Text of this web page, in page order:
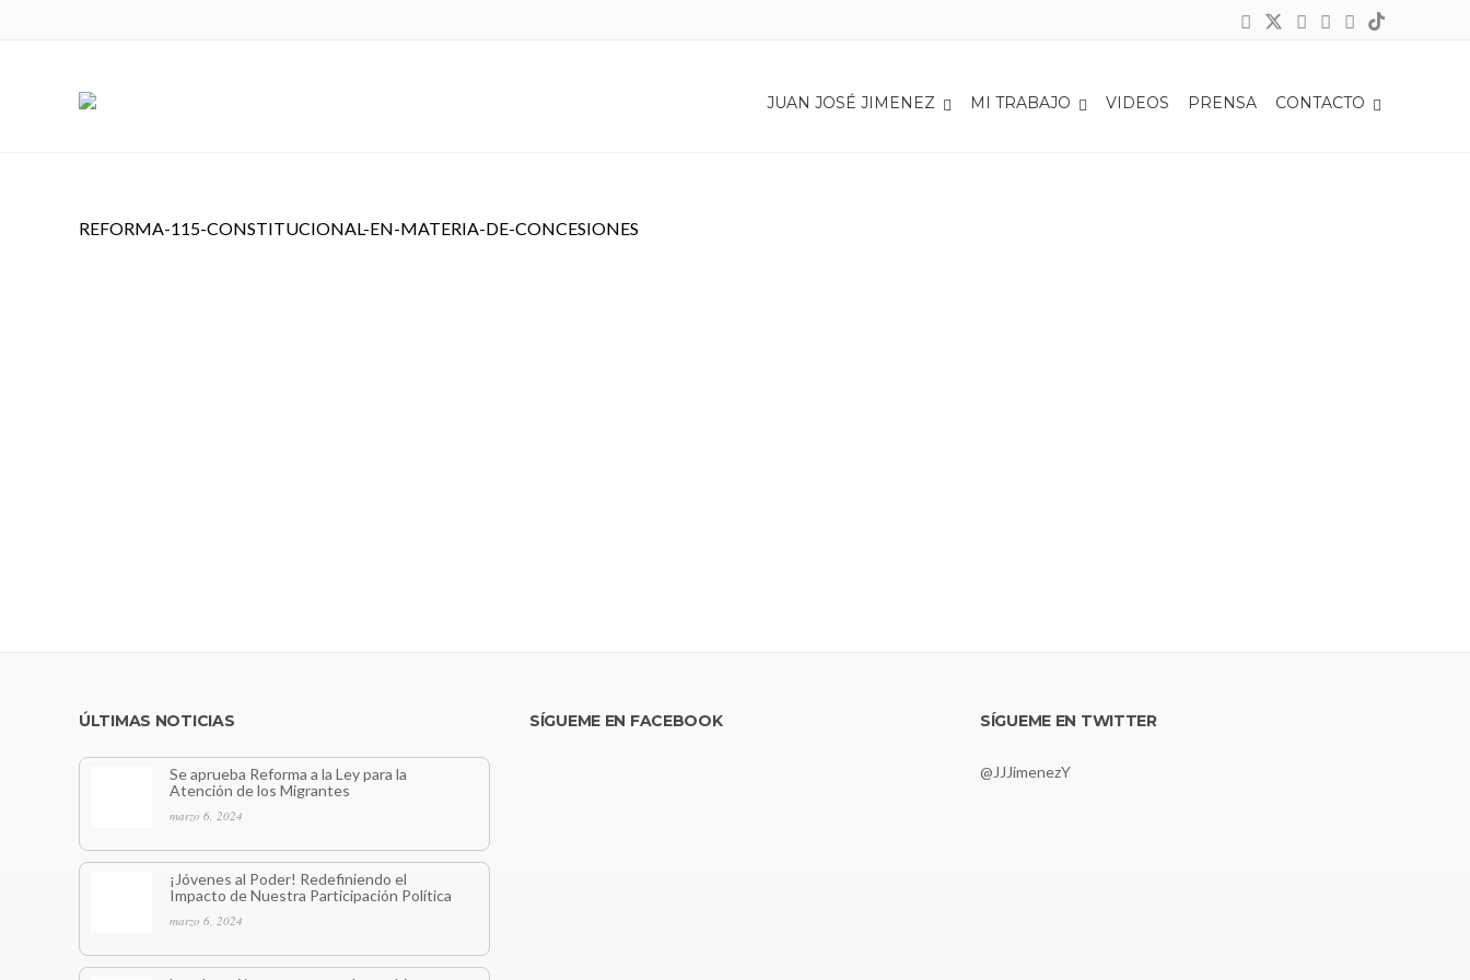
JUAN JOSÉ JIMENEZ MI TRABAJO VIDEOS PRENSA CONTACTO
CONCESIONES
REFORMA-115-CONSTITUCIONAL-EN-MATERIA-DE-CONCESIONES
ÚLTIMAS NOTICIAS
Se aprueba Reforma a la Ley para la
Atención de los Migrantes
marzo 6, 2024
¡Jóvenes al Poder! Redefiniendo el
Impacto de Nuestra Participación Política
marzo 6, 2024
SÍGUEME EN FACEBOOK SÍGUEME EN TWITTER
@JJJimenezY